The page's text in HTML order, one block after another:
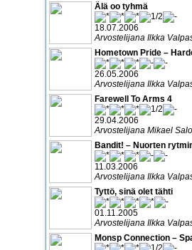
Älä oo tyhmä
18.07.2006
Arvostelijana Ilkka
Hometown Pride –
26.05.2006
Arvostelijana Ilkka
Farewell To Arms 4
29.04.2006
Arvostelijana Mikael Salo
Bandit! – Nuorten
11.03.2006
Arvostelijana Ilkka
Tyttö, sinä olet tähti
01.11.2005
Arvostelijana Ilkka
Monsp Connection –